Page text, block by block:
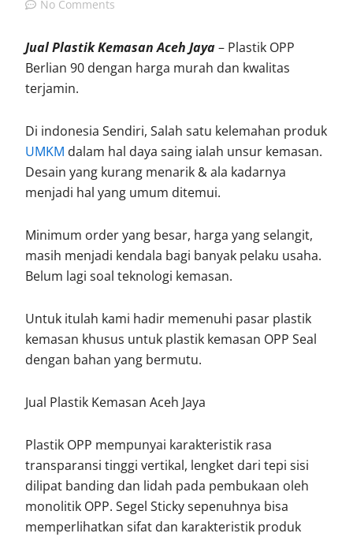
No Comments
Jual Plastik Kemasan Aceh Jaya– Plastik OPP
Berlian 90 dengan harga murah dan kwalitas
terjamin.
Di indonesia Sendiri, Salah satu kelemahan produk
UMKM dalam hal daya saing ialah unsur kemasan.
Desain yang kurang menarik & ala kadarnya
menjadi hal yang umum ditemui.
Minimum order yang besar, harga yang selangit,
masih menjadi kendala bagi banyak pelaku usaha.
Belum lagi soal teknologi kemasan.
Untuk itulah kami hadir memenuhi pasar plastik
kemasan khusus untuk plastik kemasan OPP Seal
dengan bahan yang bermutu.
Jual Plastik Kemasan Aceh Jaya
Plastik OPP mempunyai karakteristik rasa
transparansi tinggi vertikal, lengket dari tepi sisi
dilipat banding dan lidah pada pembukaan oleh
monolitik OPP. Segel Sticky sepenuhnya bisa
memperlihatkan sifat dan karakteristik produk